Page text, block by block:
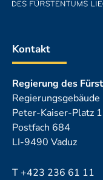
Kontakt
Regierung des
Regierungsgebäude
Peter-Kaiser-Platz 1
Postfach 684
LI-9490 Vaduz
T+423 236 61 11